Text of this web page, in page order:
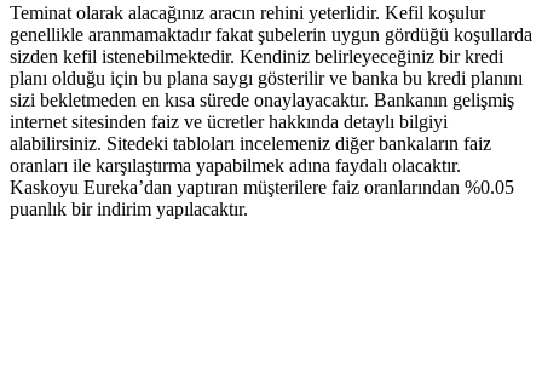
Teminat olarak alacağınız aracın rehini yeterlidir. Kefil koşulur
genellikle aranmamaktadır fakat şubelerin uygun gördüğü koşullarda
sizden kefil istenebilmektedir. Kendiniz belirleyeceğiniz bir kredi
planı olduğu için bu plana saygı gösterilir ve banka bu kredi planını
sizi bekletmeden en kısa sürede onaylayacaktır. Bankanın gelişmiş
internet sitesinden faiz ve ücretler hakkında detaylı bilgiyi
alabilirsiniz. Sitedeki tabloları incelemeniz diğer bankaların faiz
oranları ile karşılaştırma yapabilmek adına faydalı olacaktır.
Kaskoyu Eureka’dan yaptıran müşterilere faiz oranlarından %0.05
puanlık bir indirim yapılacaktır.